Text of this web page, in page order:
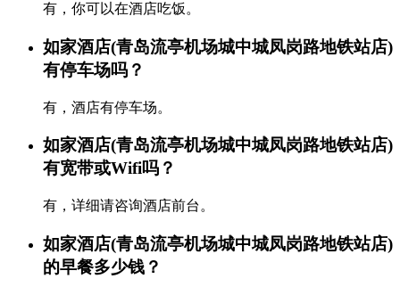
有，你可以在酒店吃饭。
如家酒店(青岛流亭机场城中城凤岗路地铁站店)
有停车场吗？
有，酒店有停车场。
如家酒店(青岛流亭机场城中城凤岗路地铁站店)
有宽带或Wifi吗？
有，详细请咨询酒店前台。
如家酒店(青岛流亭机场城中城凤岗路地铁站店)
的早餐多少钱？